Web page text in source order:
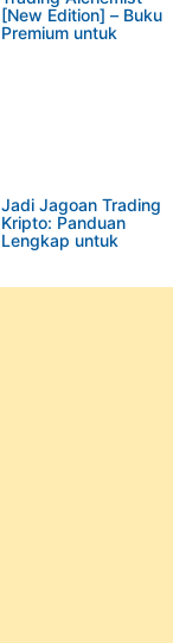
[New Edition] – Buku
Premium untuk
Jadi Jagoan Trading
Kripto: Panduan
Lengkap untuk